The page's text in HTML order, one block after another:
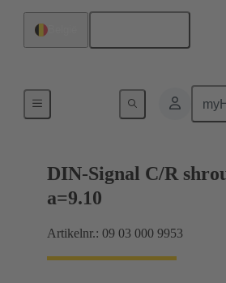
Moederbord naar dochterkaart-
DIN-Signal C/R
a=9.10
Artikelnr.: 09 03 000 9953